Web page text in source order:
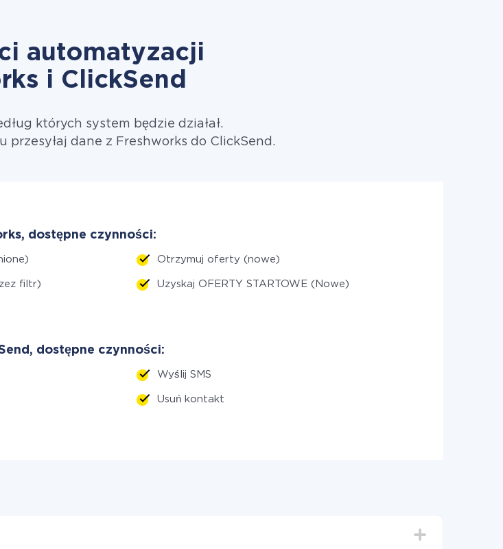
automatyzacji
i ClickSend
których system będzie działał.
przesyłaj dane z Freshworks do ClickSend.
dostępne czynności:
Otrzymuj oferty (nowe)
filtr) Uzyskaj OFERTY STARTOWE (Nowe)
dostępne czynności:
Wyślij SMS
Usuń kontakt